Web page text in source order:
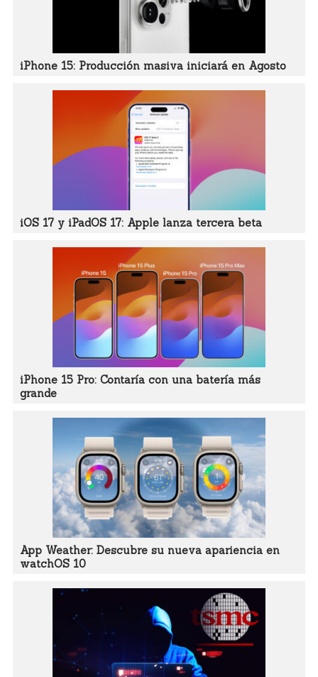
iPhone 15: Producción masiva iniciará en Agosto
iOS 17 y iPadOS 17: Apple lanza tercera beta
iPhone 15 Pro: Contaría con una batería más
grande
App Weather: Descubre su nueva apariencia en
watchOS 10